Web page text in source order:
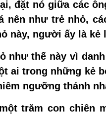
đặt nó giữa các
nên như trẻ nhỏ,
này, người ấy là
như thế này vì
ai trong những kẻ
ngưỡng thánh
trăm con